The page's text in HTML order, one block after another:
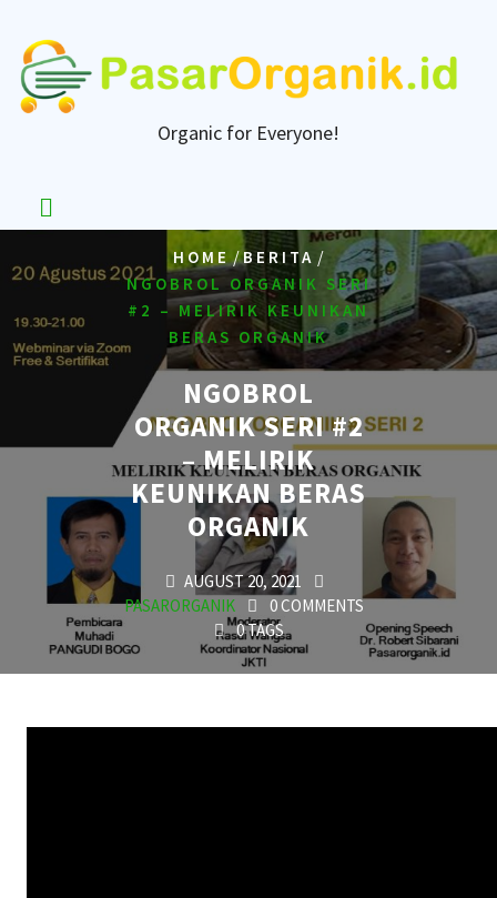
content
Organic for Everyone!
HOME/BERITA /
NGOBROL ORGANIK SERI
#2 – MELIRIK KEUNIKAN
BERAS ORGANIK
NGOBROL
ORGANIK SERI #2
– MELIRIK
KEUNIKAN BERAS
ORGANIK
AUGUST 20, 2021
PASARORGANIK
0 COMMENTS
0 TAGS